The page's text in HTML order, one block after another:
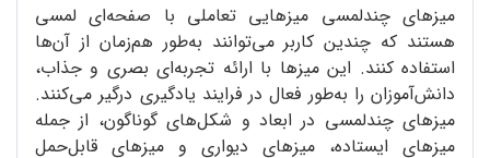
میزهای چندلمسی میزهایی تعاملی با صفحه‌ای لمسی
هستند که چندین کاربر می‌توانند به‌طور هم‌زمان از آن‌ها
استفاده کنند. این میزها با ارائه تجربه‌ای بصری و جذاب،
دانش‌آموزان را به‌طور فعال در فرایند یادگیری درگیر می‌کنند.
میزهای چندلمسی در ابعاد و شکل‌های گوناگون، از جمله
میزهای ایستاده، میزهای دیواری و میزهای قابل‌حمل